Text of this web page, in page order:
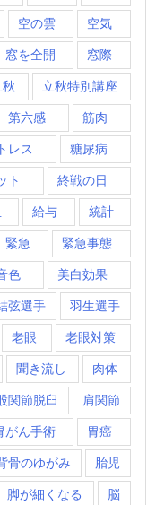
空の雲 空気
窓を全開 窓際
秋 立秋特別講座
第六感 筋肉
レス 糖尿病
ト 終戦の日
給与 統計
緊急 緊急事態
色 美白効果
弦選手 羽生選手
老眼 老眼対策
聞き流し 肉体
関節脱臼 肩関節
がん手術 胃癌
骨のゆがみ 胎児
脚が細くなる 脳